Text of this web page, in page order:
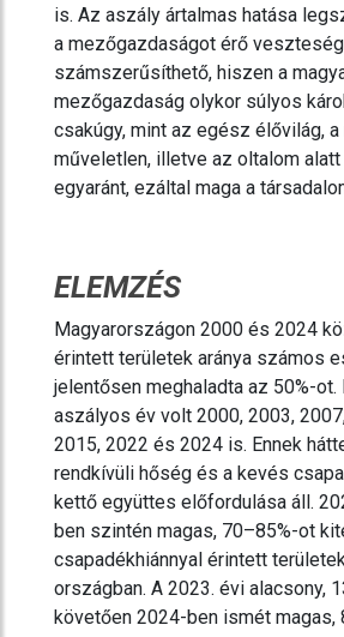
is. Az aszály ártalmas hatása
a mezőgazdaságot érő
számszerűsíthető, hiszen a
mezőgazdaság olykor súlyos
csakúgy, mint az egész élővilág,
műveletlen, illetve az oltalom
egyaránt, ezáltal maga a
ELEMZÉS
Magyarországon 2000 és 2024
érintett területek aránya számos
jelentősen meghaladta az 50%-
aszályos év volt 2000, 2003,
2015, 2022 és 2024 is. Ennek
rendkívüli hőség és a kevés
kettő együttes előfordulása áll.
ben szintén magas, 70–85%-ot
csapadékhiánnyal érintett
országban. A 2023. évi alacsony,
követően 2024-ben ismét magas,